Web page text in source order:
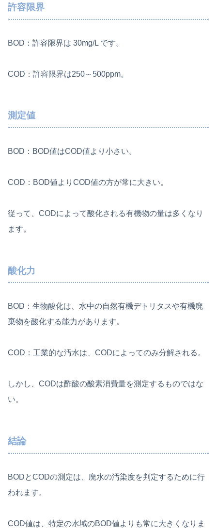
許容限界
BOD：許容限界は 30mg/L です。
COD：許容限界は250～500ppm。
測定値
BOD：BOD値はCOD値より小さい。
COD：BOD値よりCOD値の方が常に大きい。
従って、CODによって酸化される有機物の量は多くなり
ます。
酸化力
BOD：生物酸化は、水中の自然有機デトリタスや有機廃
棄物を酸化する能力があります。
COD：工業的な汚水は、CODによってのみ分解される。
しかし、CODは酢酸の酸素消費量を測定するものではな
い。
結論
BODとCODの測定は、廃水の汚染度を判定するために行
われます。
COD値は、特定の水域のBOD値よりも常に大きくなりま